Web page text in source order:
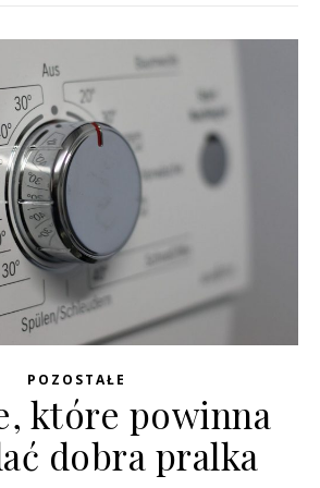
POZOSTAŁE
które powinna
dobra pralka